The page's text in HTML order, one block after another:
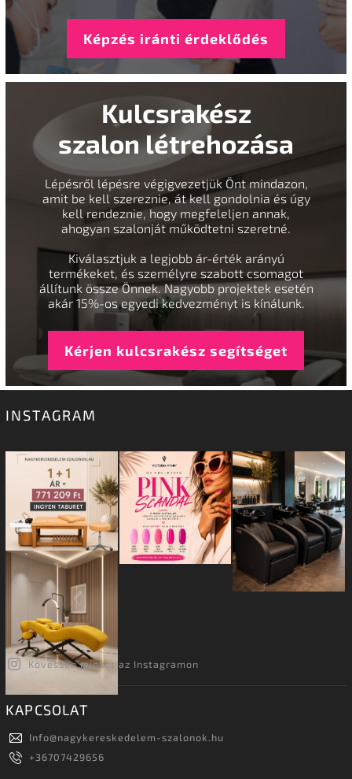
Képzés iránti érdeklődés
Kulcsrakész
szalon létrehozása
Lépésről lépésre végigvezetjük Önt mindazon,
amit be kell szereznie, át kell gondolnia és úgy
kell rendeznie, hogy megfeleljen annak,
ahogyan szalonját működtetni szeretné.
Kiválasztjuk a legjobb ár-érték arányú
termékeket, és személyre szabott csomagot
állítunk össze Önnek. Nagyobb projektek esetén
akár 15%-os egyedi kedvezményt is kínálunk.
Kérjen kulcsrakész segítséget
INSTAGRAM
Kövessen minket az Instagramon
KAPCSOLAT
Info@nagykereskedelem-szalonok.hu
+36707429656